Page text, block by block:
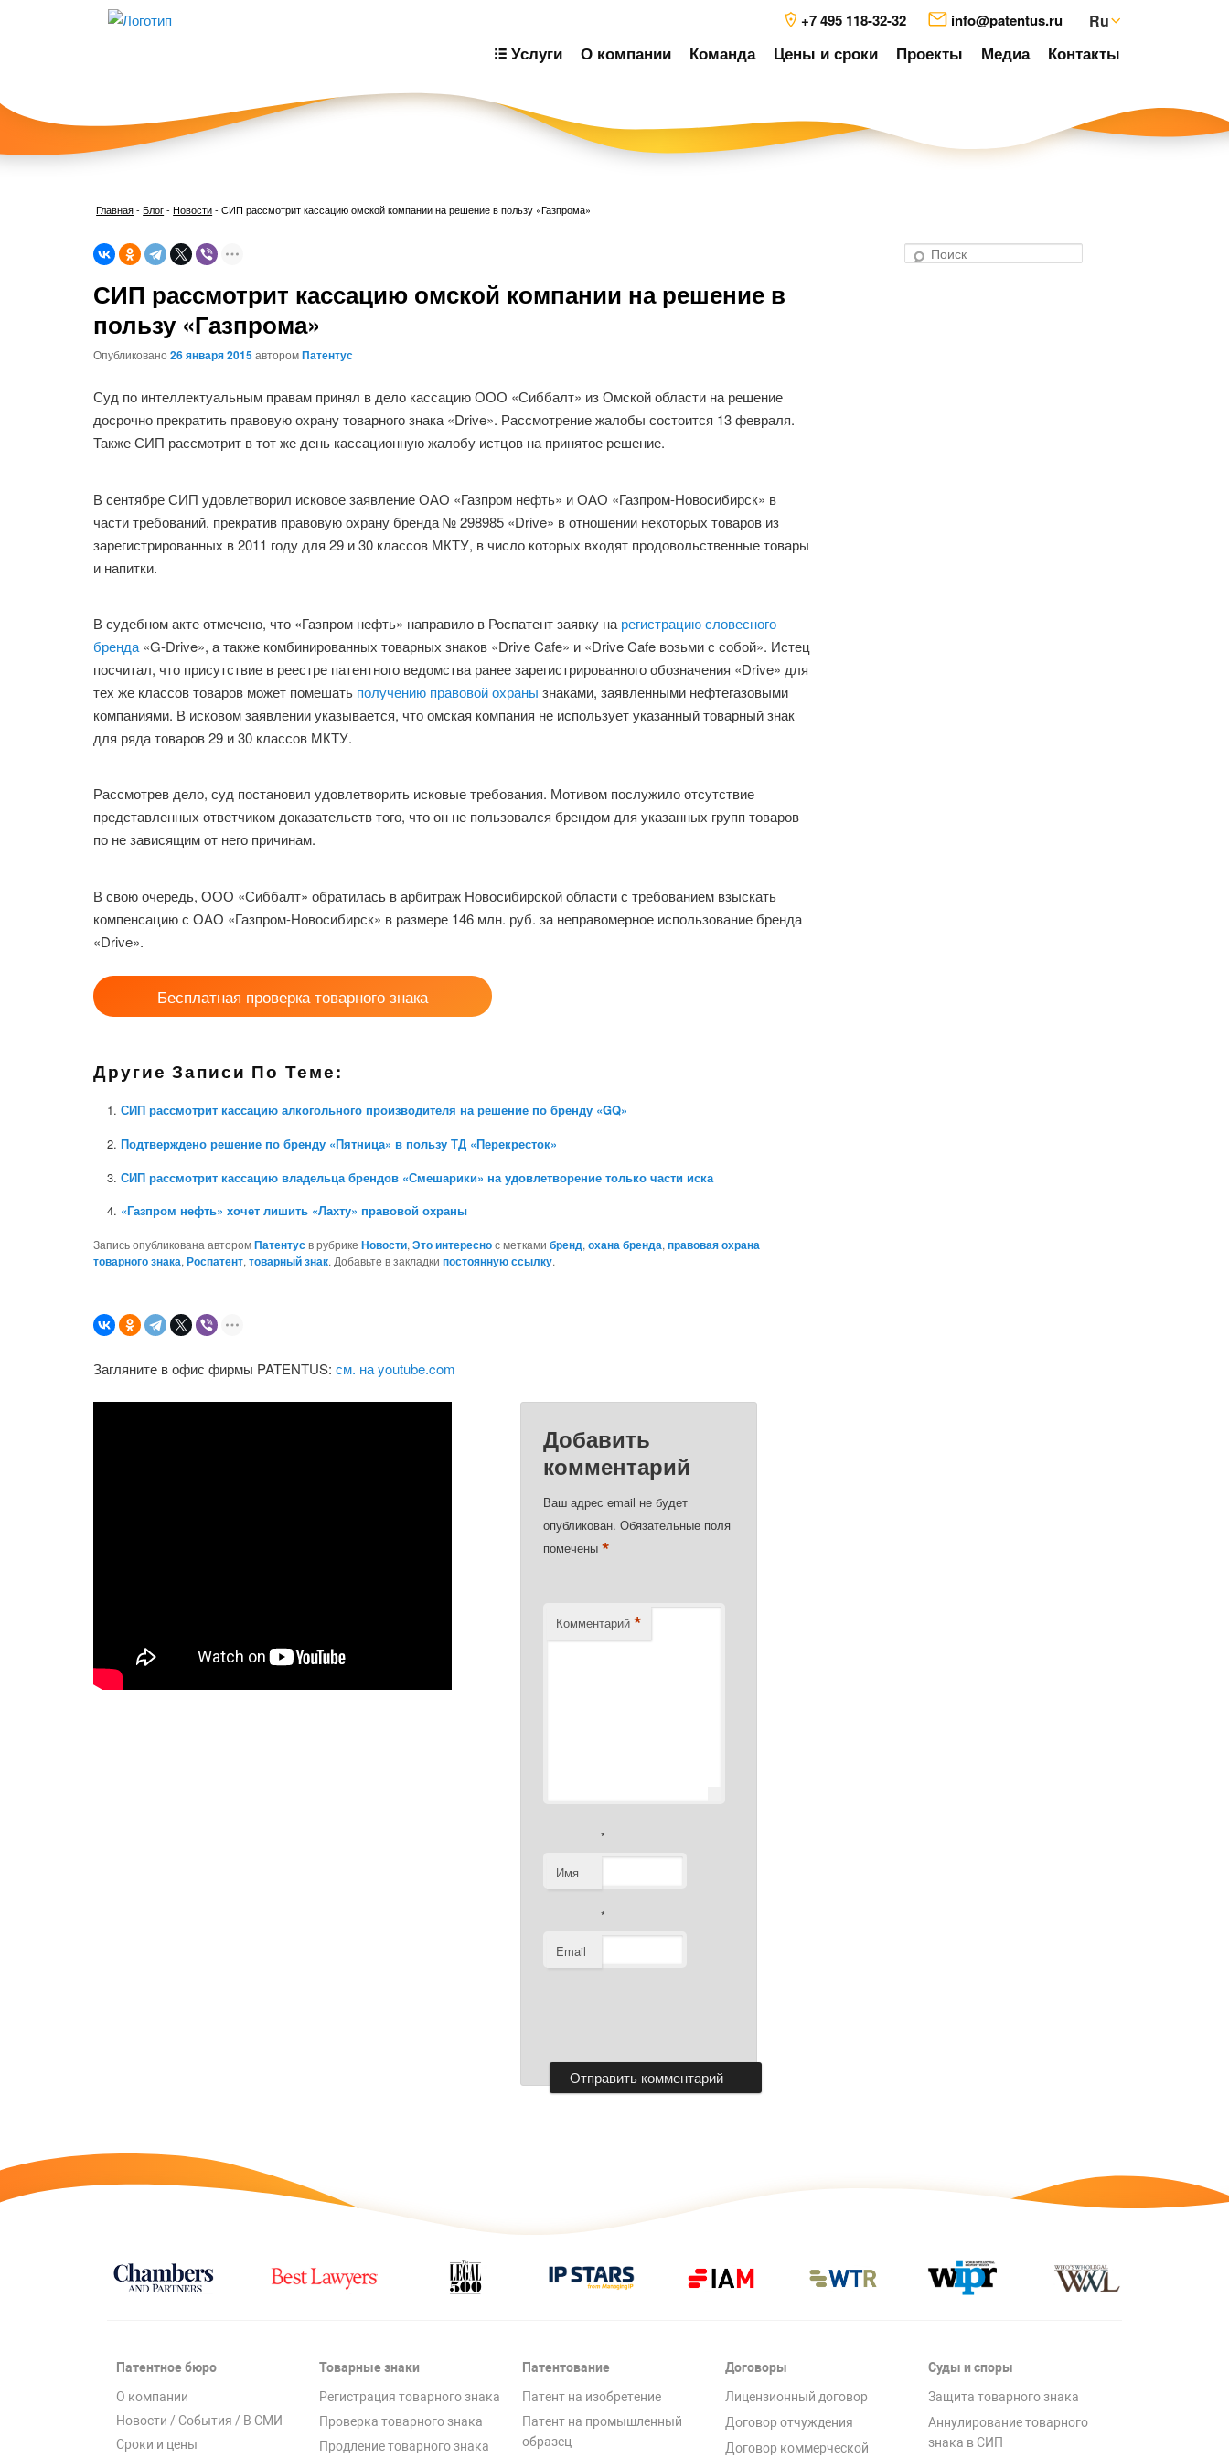
+7 495 118-32-32 info@patentus.ru Ru
Услуги О компании Команда Цены и сроки Проекты Медиа Контакты
Главная-Блог- Новости- СИП рассмотрит кассацию омской компании на решение в пользу «Газпрома»
СИП рассмотрит кассацию омской компании на решение в
пользу «Газпрома»
Опубликовано26 января 2015авторомПатентус
Суд по интеллектуальным правам принял в дело кассацию ООО «Сиббалт» из Омской области на решение
досрочно прекратить правовую охрану товарного знака «Drive». Рассмотрение жалобы состоится 13 февраля.
Также СИП рассмотрит в тот же день кассационную жалобу истцов на принятое решение.
В сентябре СИП удовлетворил исковое заявление ОАО «Газпром нефть» и ОАО «Газпром-Новосибирск» в
части требований, прекратив правовую охрану бренда № 298985 «Drive» в отношении некоторых товаров из
зарегистрированных в 2011 году для 29 и 30 классов МКТУ, в число которых входят продовольственные товары
и напитки.
В судебном акте отмечено, что «Газпром нефть» направило в Роспатент заявку на регистрацию словесного
бренда «G-Drive», а также комбинированных товарных знаков «Drive Cafe» и «Drive Cafe возьми с собой». Истец
посчитал, что присутствие в реестре патентного ведомства ранее зарегистрированного обозначения «Drive» для
тех же классов товаров может помешать получению правовой охраны знаками, заявленными нефтегазовыми
компаниями. В исковом заявлении указывается, что омская компания не использует указанный товарный знак
для ряда товаров 29 и 30 классов МКТУ.
Рассмотрев дело, суд постановил удовлетворить исковые требования. Мотивом послужило отсутствие
представленных ответчиком доказательств того, что он не пользовался брендом для указанных групп товаров
по не зависящим от него причинам.
В свою очередь, ООО «Сиббалт» обратилась в арбитраж Новосибирской области с требованием взыскать
компенсацию с ОАО «Газпром-Новосибирск» в размере 146 млн. руб. за неправомерное использование бренда
«Drive».
Бесплатная проверка товарного знака
Другие Записи По Теме:
СИП рассмотрит кассацию алкогольного производителя на решение по бренду «GQ»
Подтверждено решение по бренду «Пятница» в пользу ТД «Перекресток»
СИП рассмотрит кассацию владельца брендов «Смешарики» на удовлетворение только части иска
«Газпром нефть» хочет лишить «Лахту» правовой охраны
Запись опубликована авторомПатентусв рубрикеНовости,Это интереснос меткамибренд,охана бренда,правовая охрана
товарного знака,Роспатент,товарный знак. Добавьте в закладкипостоянную ссылку.
Загляните в офис фирмы PATENTUS:см. на youtube.com
Добавить
комментарий
Ваш адрес email не будет
опубликован. Обязательные поля
помечены*
Комментарий *
Имя
*
Email
*
Патентное бюро
О компании
Новости / События / В СМИ
Сроки и цены
Товарные знаки
Регистрация товарного знака
Проверка товарного знака
Продление товарного знака
Патентование
Патент на изобретение
Патент на промышленный
образец
Договоры
Лицензионный договор
Договор отчуждения
Договор коммерческой
Суды и споры
Защита товарного знака
Аннулирование товарного
знака в СИП